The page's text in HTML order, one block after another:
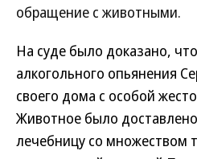
обращение с животными.
На суде было доказано,
алкогольного опьянения
своего дома с особой
Животное было
лечебницу со множеством